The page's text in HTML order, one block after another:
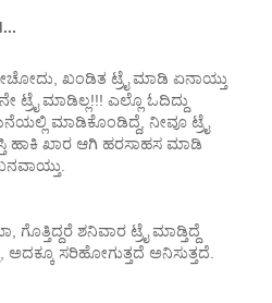
ಖಂಡಿತ ಟ್ರೈ ಮಾಡಿ ಏನಾಯ್ತು
ಟ್ರೈ ಮಾಡಿಲ್ಲ!!! ಎಲ್ಲೊ ಓದಿದ್ದು
ಮಾಡಿಕೊಂಡಿದ್ದೆ, ನೀವೂ ಟ್ರೈ
ಹಾಕಿ ಖಾರ ಆಗಿ ಹರಸಾಹಸ ಮಾಡಿ
ಶನಿವಾರ ಟ್ರೈ ಮಾಡ್ತಿದ್ದೆ
ಅದಕ್ಕೂ ಸರಿಹೋಗುತ್ತದೆ ಅನಿಸುತ್ತದೆ.